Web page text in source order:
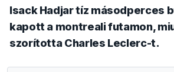
Isack Hadjar tíz másodperces
kapott a montreali futamon,
szorította Charles Leclerc-t.